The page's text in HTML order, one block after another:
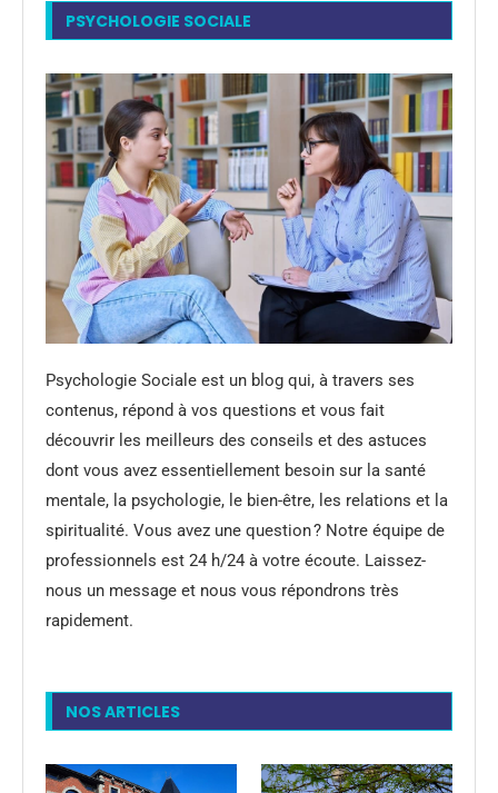
PSYCHOLOGIE SOCIALE
Psychologie Sociale est un blog qui, à travers ses
contenus, répond à vos questions et vous fait
découvrir les meilleurs des conseils et des astuces
dont vous avez essentiellement besoin sur la santé
mentale, la psychologie, le bien-être, les relations et la
spiritualité. Vous avez une question ? Notre équipe de
professionnels est 24 h/24 à votre écoute. Laissez-
nous un message et nous vous répondrons très
rapidement.
NOS ARTICLES